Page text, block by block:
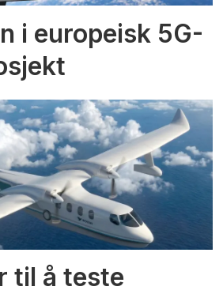
i europeisk 5G-
til å teste